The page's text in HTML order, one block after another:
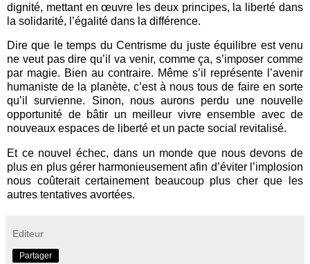
dignité, mettant en œuvre les deux principes, la liberté dans
la solidarité, l’égalité dans la différence.
Dire que le temps du Centrisme du juste équilibre est venu
ne veut pas dire qu’il va venir, comme ça, s’imposer comme
par magie. Bien au contraire. Même s’il représente l’avenir
humaniste de la planète, c’est à nous tous de faire en sorte
qu’il survienne. Sinon, nous aurons perdu une nouvelle
opportunité de bâtir un meilleur vivre ensemble avec de
nouveaux espaces de liberté et un pacte social revitalisé.
Et ce nouvel échec, dans un monde que nous devons de
plus en plus gérer harmonieusement afin d’éviter l’implosion
nous coûterait certainement beaucoup plus cher que les
autres tentatives avortées.
Editeur
Partager